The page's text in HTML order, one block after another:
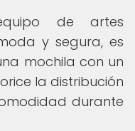
de artes
y segura, es
mochila con un
la distribución
durante